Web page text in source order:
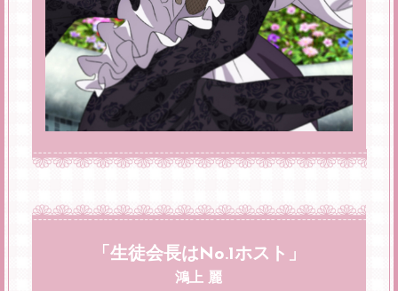
「生徒会長はNo.1ホスト」
鴻上 麗